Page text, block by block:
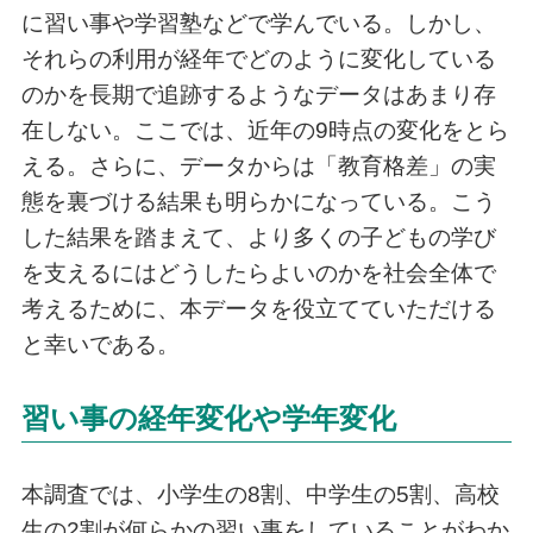
に習い事や学習塾などで学んでいる。しかし、
それらの利用が経年でどのように変化している
のかを長期で追跡するようなデータはあまり存
在しない。ここでは、近年の9時点の変化をとら
える。さらに、データからは「教育格差」の実
態を裏づける結果も明らかになっている。こう
した結果を踏まえて、より多くの子どもの学び
を支えるにはどうしたらよいのかを社会全体で
考えるために、本データを役立てていただける
と幸いである。
習い事の経年変化や学年変化
本調査では、小学生の8割、中学生の5割、高校